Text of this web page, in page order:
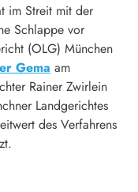
im Streit mit der
Schlappe vor
(OLG) München
Gema am
Rainer Zwirlein
Landgerichtes
des Verfahrens